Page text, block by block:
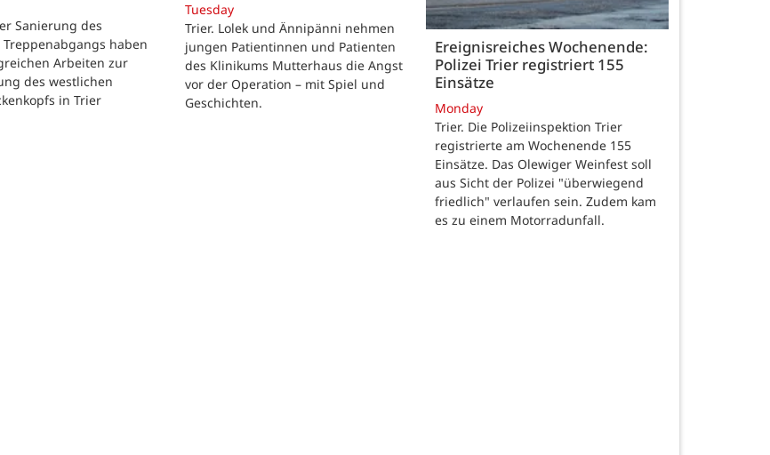
Sanierung des
haben
Arbeiten zur
des westlichen
in Trier
Tuesday
Trier. Lolek und Ännipänni nehmen
jungen Patientinnen und Patienten
des Klinikums Mutterhaus die Angst
vor der Operation – mit Spiel und
Geschichten.
Ereignisreiches Wochenende:
Polizei Trier registriert 155
Einsätze
Monday
Trier. Die Polizeiinspektion Trier
registrierte am Wochenende 155
Einsätze. Das Olewiger Weinfest soll
aus Sicht der Polizei "überwiegend
friedlich" verlaufen sein. Zudem kam
es zu einem Motorradunfall.